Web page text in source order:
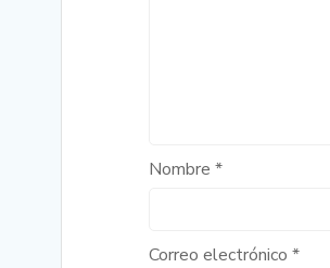
Nombre *
Correo electrónico *